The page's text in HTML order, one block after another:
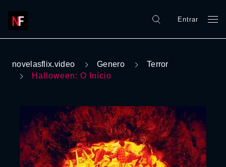
Entrar
novelasflix.video Genero
Terror
Halloween: O Início